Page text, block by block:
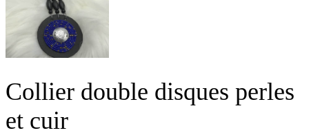
Collier double disques perles
et cuir